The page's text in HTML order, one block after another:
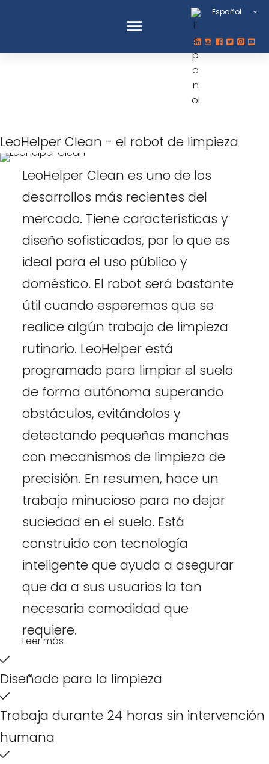
Español
Limpieza de
LeoHelper Clean - el robot de limpieza
LeoHelper Clean es uno de los
desarrollos más recientes del
mercado. Tiene características y
diseño sofisticados, por lo que es
ideal para el uso público y
doméstico. El robot será bastante
útil cuando esperemos que se
realice algún trabajo de limpieza
rutinario. LeoHelper está
programado para limpiar el suelo
de forma autónoma superando
obstáculos, evitándolos y
detectando pequeñas manchas
con mecanismos de limpieza de
precisión. En resumen, hace un
trabajo minucioso para no dejar
suciedad en el suelo. Está
construido con tecnología
inteligente que ayuda a asegurar
que da a sus usuarios la tan
necesaria comodidad que
requiere.
Leer más
Diseñado para la limpieza
Trabaja durante 24 horas sin intervención
humana